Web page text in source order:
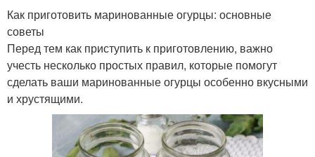
Как приготовить маринованные огурцы: основные
советы
Перед тем как приступить к приготовлению, важно
учесть несколько простых правил, которые помогут
сделать ваши маринованные огурцы особенно вкусными
и хрустящими.